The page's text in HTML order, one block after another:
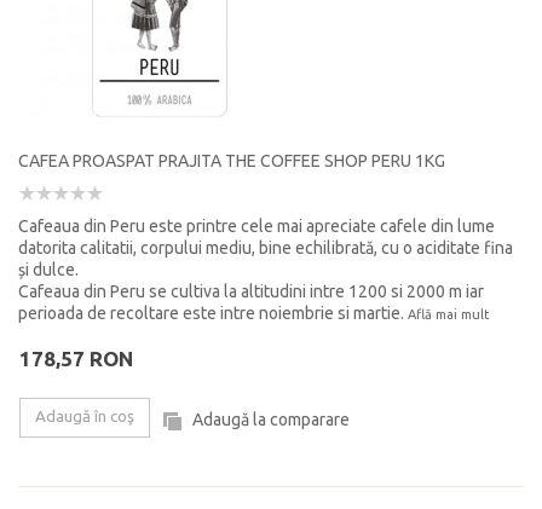
CAFEA PROASPAT PRAJITA THE COFFEE SHOP PERU 1KG
Cafeaua din Peru este printre cele mai apreciate cafele din lume
datorita calitatii, corpului mediu, bine echilibrată, cu o aciditate fina
și dulce.
Cafeaua din Peru se cultiva la altitudini intre 1200 si 2000 m iar
perioada de recoltare este intre noiembrie si martie. Află mai mult
178,57 RON
Adaugă în coş Adaugă la comparare